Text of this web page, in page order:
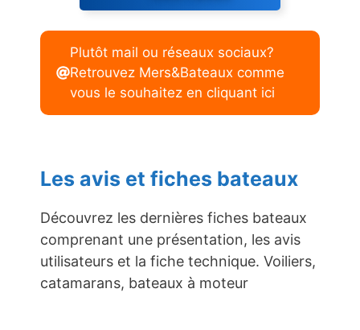
Plutôt mail ou réseaux sociaux?
Retrouvez Mers&Bateaux comme
vous le souhaitez en cliquant ici
Les avis et fiches bateaux
Découvrez les dernières fiches bateaux
comprenant une présentation, les avis
utilisateurs et la fiche technique. Voiliers,
catamarans, bateaux à moteur